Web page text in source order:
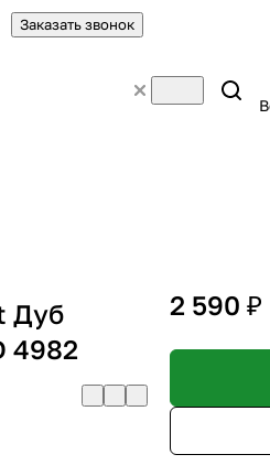
Заказать звонок
Дуб
4982
2 590 ₽